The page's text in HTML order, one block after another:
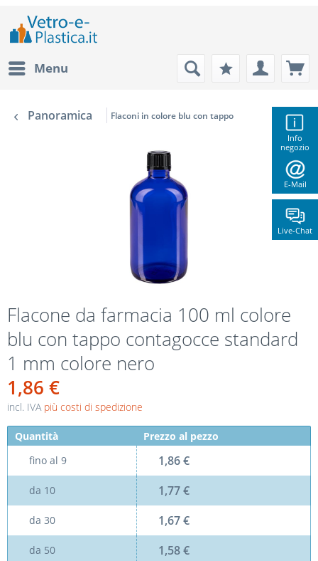
Info
negozio
E-Mail
Live-Chat
Menu
Panoramica Flaconi in colore blu con tappo
Flacone da farmacia 100 ml colore
blu con tappo contagocce standard
1 mm colore nero
1,86 €
incl. IVA più costi di spedizione
Quantità
Prezzo al pezzo
fino al 9 1,86 €
da 10 1,77 €
da 30 1,67 €
da 50 1,58 €